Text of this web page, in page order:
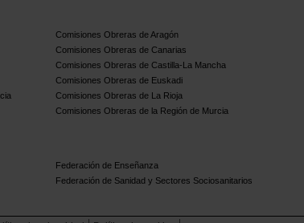
Comisiones Obreras de Aragón
Comisiones Obreras de Canarias
Comisiones Obreras de Castilla-La Mancha
Comisiones Obreras de Euskadi
Comisiones Obreras de La Rioja
Comisiones Obreras de la Región de Murcia
Federación de Enseñanza
Federación de Sanidad y Sectores Sociosanitarios